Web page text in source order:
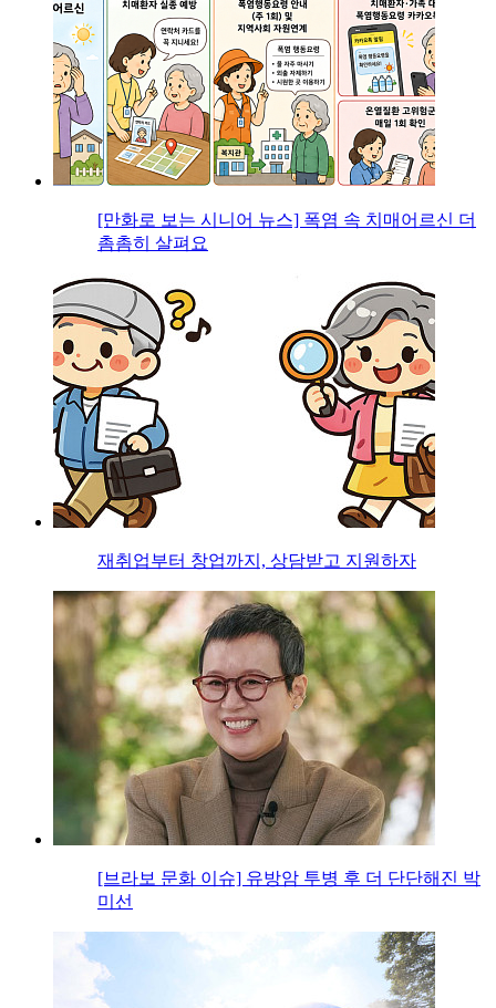
[만화로 보는 시니어 뉴스] 폭염 속 치매어르신 더
촘촘히 살펴요
재취업부터 창업까지, 상담받고 지원하자
[브라보 문화 이슈] 유방암 투병 후 더 단단해진 박
미선